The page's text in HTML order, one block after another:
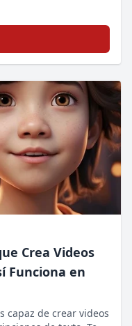
Crea Videos
Funciona en
capaz de crear videos